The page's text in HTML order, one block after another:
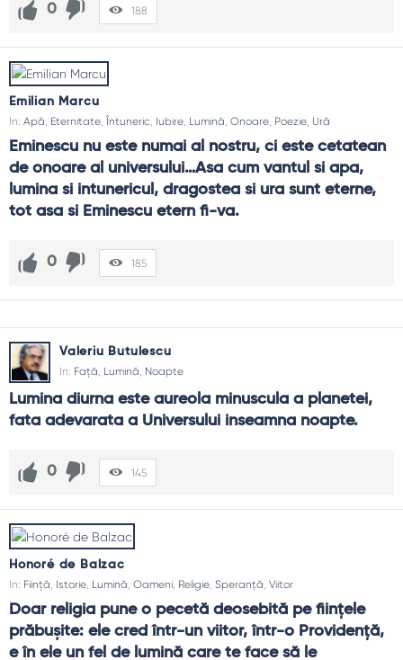
0 188
Emilian Marcu
In: Apă, Eternitate, Întuneric, Iubire, Lumină, Onoare, Poezie, Ură
Eminescu nu este numai al nostru, ci este cetatean
de onoare al universului…Asa cum vantul si apa,
lumina si intunericul, dragostea si ura sunt eterne,
tot asa si Eminescu etern fi-va.
0 185
Valeriu Butulescu
In: Față, Lumină, Noapte
Lumina diurna este aureola minuscula a planetei,
fata adevarata a Universului inseamna noapte.
0 145
Honoré de Balzac
In: Ființă Istorie Lumină Oameni Religie Speranță Viitor
Doar religia pune o pecetă deosebită pe fiinţele
prăbuşite: ele cred într-un viitor, într-o Providenţă,
e în ele un fel de lumină care te face să le